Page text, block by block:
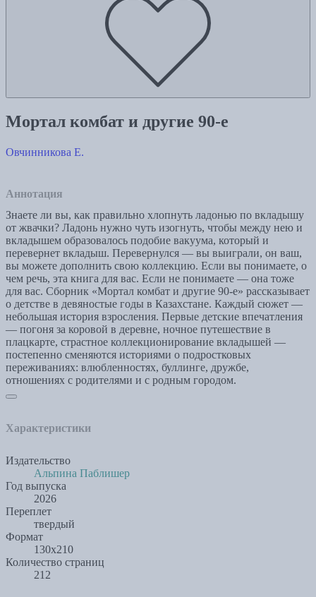
Мортал комбат и другие 90-е
Овчинникова Е.
Аннотация
Знаете ли вы, как правильно хлопнуть ладонью по вкладышу
от жвачки? Ладонь нужно чуть изогнуть, чтобы между нею и
вкладышем образовалось подобие вакуума, который и
перевернет вкладыш. Перевернулся — вы выиграли, он ваш,
вы можете дополнить свою коллекцию. Если вы понимаете, о
чем речь, эта книга для вас. Если не понимаете — она тоже
для вас. Сборник «Мортал комбат и другие 90-е» рассказывает
о детстве в девяностые годы в Казахстане. Каждый сюжет —
небольшая история взросления. Первые детские впечатления
— погоня за коровой в деревне, ночное путешествие в
плацкарте, страстное коллекционирование вкладышей —
постепенно сменяются историями о подростковых
переживаниях: влюбленностях, буллинге, дружбе,
отношениях с родителями и с родным городом.
Характеристики
Издательство
Альпина Паблишер
Год выпуска
2026
Переплет
твердый
Формат
130х210
Количество страниц
212